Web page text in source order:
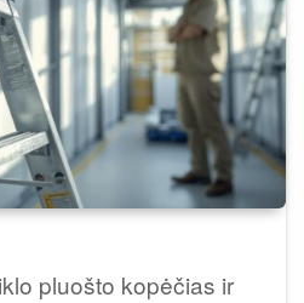
pluošto kopėčias ir